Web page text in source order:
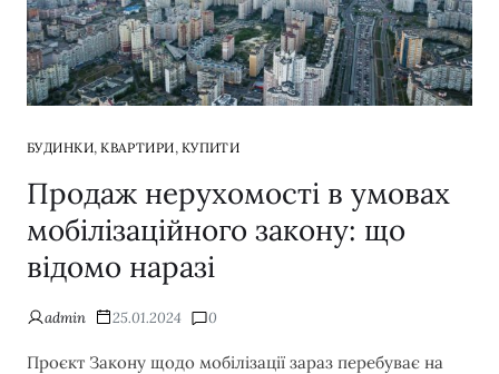
БУДИНКИ,КВАРТИРИ, КУПИТИ
Продаж нерухомості в умовах
мобілізаційного закону: що
відомо наразі
admin 25.01.2024 0
Проєкт Закону щодо мобілізації зараз перебуває на